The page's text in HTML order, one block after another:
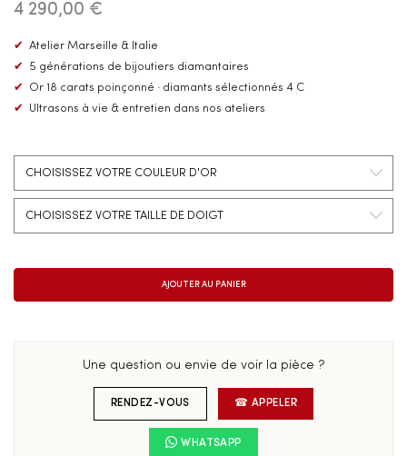
4 290,00 €
✔ Atelier Marseille & Italie
✔
5 générations de bijoutiers diamantaires
✔
Or 18 carats poinçonné · diamants sélectionnés 4 C
✔
Ultrasons à vie & entretien dans nos ateliers
Une question ou envie de voir la pièce ?
RENDEZ-VOUS ☎ APPELER
WHATSAPP